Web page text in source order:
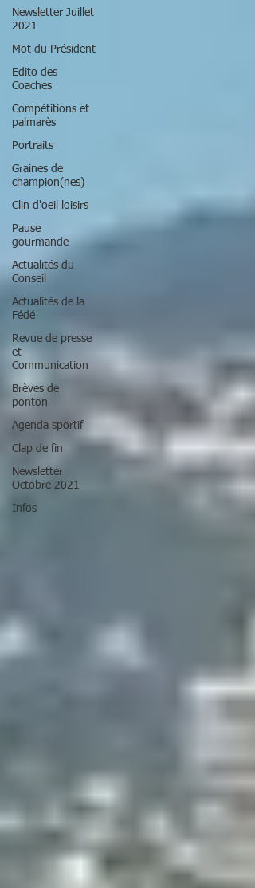
Newsletter Juillet
2021
Mot du Président
Edito des
Coaches
Compétitions et
palmarès
Portraits
Graines de
champion(nes)
Clin d'oeil loisirs
Pause
gourmande
Actualités du
Conseil
Actualités de la
Fédé
Revue de presse
et
Communication
Brèves de
ponton
Agenda sportif
Clap de fin
Newsletter
Octobre 2021
Infos